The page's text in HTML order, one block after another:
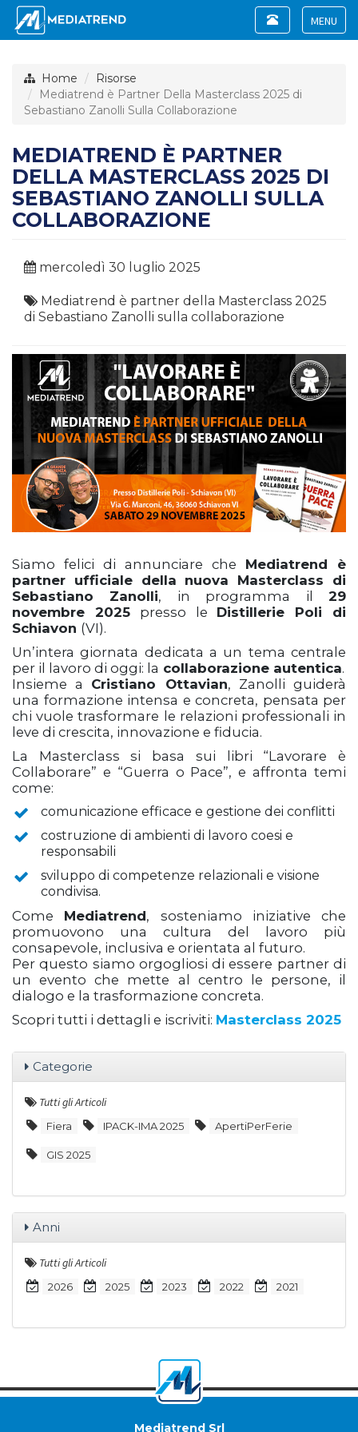
Toggle
Toggle
navigation
Home
Risorse
Mediatrend è Partner Della Masterclass 2025 di
Sebastiano Zanolli Sulla Collaborazione
MEDIATREND È PARTNER
DELLA MASTERCLASS 2025 DI
SEBASTIANO ZANOLLI SULLA
COLLABORAZIONE
mercoledì 30 luglio 2025
Mediatrend è partner della Masterclass 2025
di Sebastiano Zanolli sulla collaborazione
Siamo felici di annunciare che Mediatrend è
partner ufficiale della nuova Masterclass di
Sebastiano Zanolli, in programma il29
novembre 2025presso le Distillerie Poli di
Schiavon (VI).
Un’intera giornata dedicata a un tema centrale
per il lavoro di oggi: la collaborazione autentica.
Insieme a Cristiano Ottavian, Zanolli guiderà
una formazione intensa e concreta, pensata per
chi vuole trasformare le relazioni professionali in
leve di crescita, innovazione e fiducia.
La Masterclass si basa sui libri “Lavorare è
Collaborare” e “Guerra o Pace”, e affronta temi
come:
comunicazione efficace e gestione dei conflitti
costruzione di ambienti di lavoro coesi e
responsabili
sviluppo di competenze relazionali e visione
condivisa.
Come Mediatrend, sosteniamo iniziative che
promuovono una cultura del lavoro più
consapevole, inclusiva e orientata al futuro.
Per questo siamo orgogliosi di essere partner di
un evento che mette al centro le persone, il
dialogo e la trasformazione concreta.
Scopri tutti i dettagli e iscriviti: Masterclass 2025
Categorie
Tutti gli Articoli
Fiera IPACK-IMA 2025 ApertiPerFerie
GIS 2025
Anni
Tutti gli Articoli
2026 2025 2023 2022 2021
Mediatrend Srl